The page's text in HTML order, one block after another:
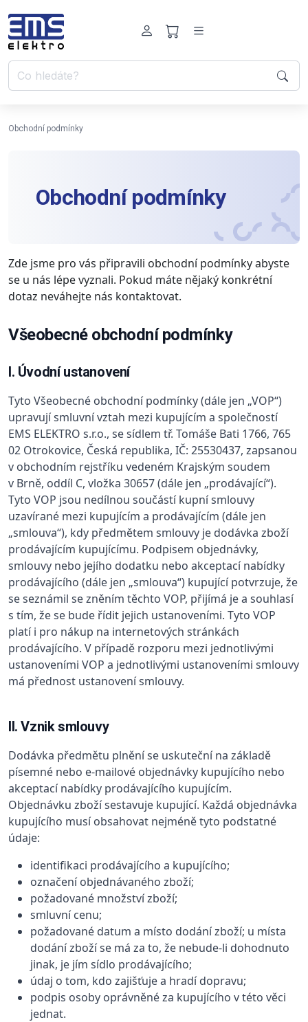
Obchodní podmínky
Obchodní podmínky
Zde jsme pro vás připravili obchodní podmínky abyste
se u nás lépe vyznali. Pokud máte nějaký konkrétní
dotaz neváhejte nás kontaktovat.
Všeobecné obchodní podmínky
I. Úvodní ustanovení
Tyto Všeobecné obchodní podmínky (dále jen „VOP“)
upravují smluvní vztah mezi kupujícím a společností
EMS ELEKTRO s.r.o., se sídlem tř. Tomáše Bati 1766, 765
02 Otrokovice, Česká republika, IČ: 25530437, zapsanou
v obchodním rejstříku vedeném Krajským soudem
v Brně, oddíl C, vložka 30657 (dále jen „prodávající“).
Tyto VOP jsou nedílnou součástí kupní smlouvy
uzavírané mezi kupujícím a prodávajícím (dále jen
„smlouva“), kdy předmětem smlouvy je dodávka zboží
prodávajícím kupujícímu. Podpisem objednávky,
smlouvy nebo jejího dodatku nebo akceptací nabídky
prodávajícího (dále jen „smlouva“) kupující potvrzuje, že
se seznámil se zněním těchto VOP, přijímá je a souhlasí
s tím, že se bude řídit jejich ustanoveními. Tyto VOP
platí i pro nákup na internetových stránkách
prodávajícího. V případě rozporu mezi jednotlivými
ustanoveními VOP a jednotlivými ustanoveními smlouvy
má přednost ustanovení smlouvy.
II. Vznik smlouvy
Dodávka předmětu plnění se uskuteční na základě
písemné nebo e-mailové objednávky kupujícího nebo
akceptací nabídky prodávajícího kupujícím.
Objednávku zboží sestavuje kupující. Každá objednávka
kupujícího musí obsahovat nejméně tyto podstatné
údaje:
identifikaci prodávajícího a kupujícího;
označení objednávaného zboží;
požadované množství zboží;
smluvní cenu;
požadované datum a místo dodání zboží; u místa
dodání zboží se má za to, že nebude-li dohodnuto
jinak, je jím sídlo prodávajícího;
údaj o tom, kdo zajišťuje a hradí dopravu;
podpis osoby oprávněné za kupujícího v této věci
jednat.